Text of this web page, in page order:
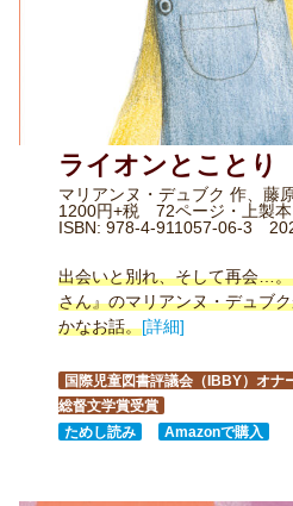
ライオンとことり
マリアンヌ・デュブク 作、藤
1200円+税 72ページ・上製本
ISBN: 978-4-911057-06-3
出会いと別れ、そして再会…
さん』のマリアンヌ・デュブ
かなお話。[詳細]
国際児童図書評議会（IBBY）オナ
総督文学賞受賞
ためし読み
Amazonで購入